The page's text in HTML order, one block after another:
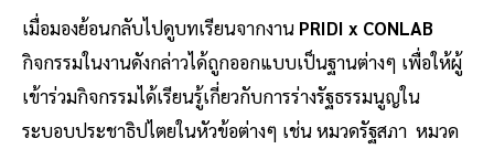
เมื่อมองย้อนกลับไปดูบทเรียนจากงาน PRIDI x CONLAB
กิจกรรมในงานดังกล่าวได้ถูกออกแบบเป็นฐานต่างๆ เพื่อให้ผู้
เข้าร่วมกิจกรรมได้เรียนรู้เกี่ยวกับการร่างรัฐธรรมนูญใน
ระบอบประชาธิปไตยในหัวข้อต่างๆ เช่น หมวดรัฐสภา หมวด